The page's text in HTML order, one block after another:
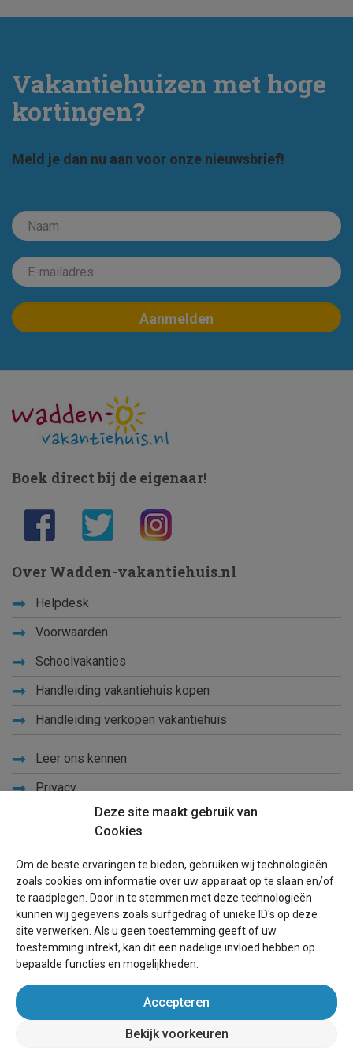
Vakantiehuizen met hoge
kortingen?
Meld je dan nu aan voor onze nieuwsbrief!
Deze site maakt gebruik van
Cookies
Om de beste ervaringen te bieden, gebruiken wij technologieën
zoals cookies om informatie over uw apparaat op te slaan en/of
te raadplegen. Door in te stemmen met deze technologieën
kunnen wij gegevens zoals surfgedrag of unieke ID's op deze
site verwerken. Als u geen toestemming geeft of uw
toestemming intrekt, kan dit een nadelige invloed hebben op
bepaalde functies en mogelijkheden.
Accepteren
Bekijk voorkeuren
Boek direct bij de eigenaar!
Over Wadden-vakantiehuis.nl
Helpdesk
Voorwaarden
Schoolvakanties
Handleiding vakantiehuis kopen
Handleiding verkopen vakantiehuis
Leer ons kennen
Privacy
Blog
Voor eigenaren
Een advertentie plaatsen
Succesvol verhuren vakantiewoning
wereldvakantiehuis.nl(vakantiehuizen wereldwijd)